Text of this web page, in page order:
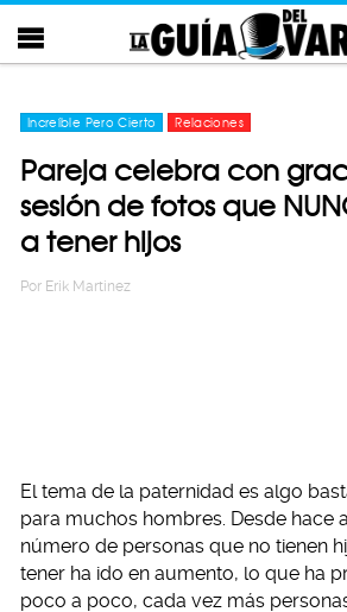
Increíble Pero Cierto Relaciones
Pareja celebra con
sesión de fotos que
a tener hijos
Por Erik Martinez
El tema de la paternidad es algo
para muchos hombres. Desde hace
número de personas que no tienen
tener ha ido en aumento, lo que ha
poco a poco, cada vez más